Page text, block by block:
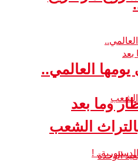
يومها العالمي..
الشعب